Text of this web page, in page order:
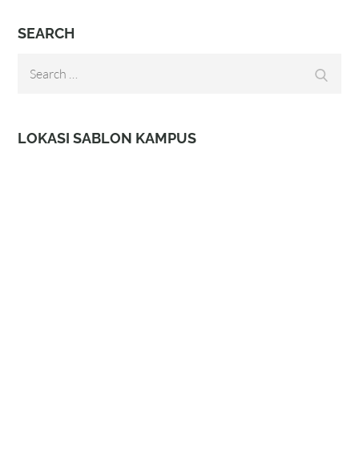
SEARCH
LOKASI SABLON KAMPUS